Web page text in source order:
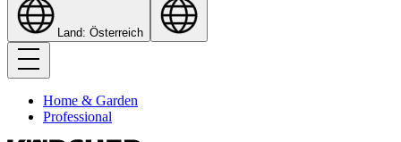
Land: Österreich
Home & Garden
Professional